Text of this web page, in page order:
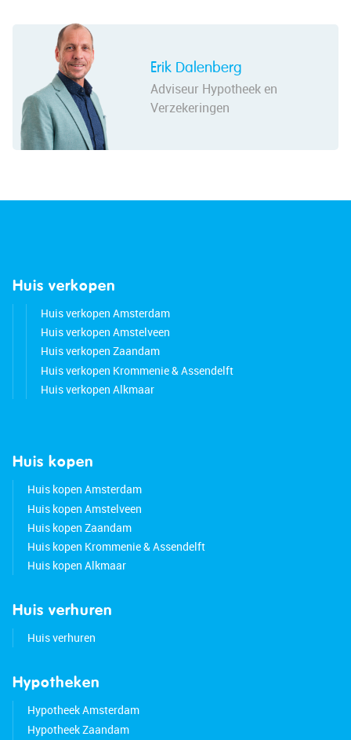
Erik Dalenberg
Adviseur Hypotheek en
Verzekeringen
Huis verkopen
Huis verkopen Amsterdam
Huis verkopen Amstelveen
Huis verkopen Zaandam
Huis verkopen Krommenie & Assendelft
Huis verkopen Alkmaar
Huis kopen
Huis kopen Amsterdam
Huis kopen Amstelveen
Huis kopen Zaandam
Huis kopen Krommenie & Assendelft
Huis kopen Alkmaar
Huis verhuren
Huis verhuren
Hypotheken
Hypotheek Amsterdam
Hypotheek Zaandam